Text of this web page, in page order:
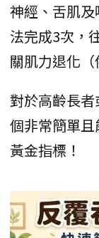
神經、舌肌
法完成3次，
關肌力退化
對於高齡長
個非常簡單
黃金指標！